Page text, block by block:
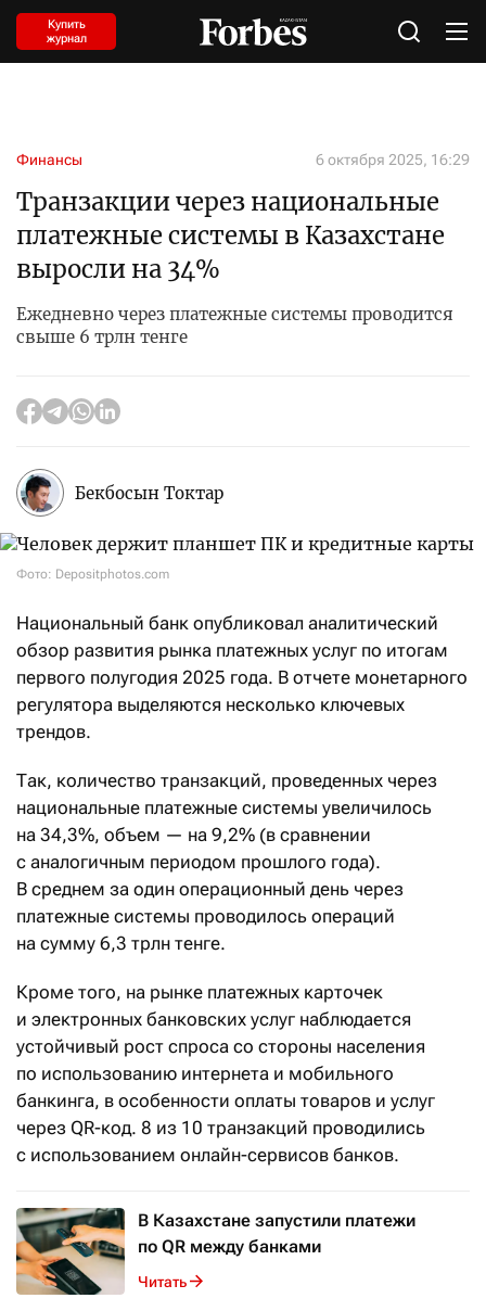
Купить
журнал
Финансы 6 октября 2025, 16:29
Транзакции через национальные
платежные системы в Казахстане
выросли на 34%
Ежедневно через платежные системы проводится
свыше 6 трлн тенге
Бекбосын Токтар
Фото: Depositphotos.com
Национальный банк опубликовал аналитический
обзор развития рынка платежных услуг по итогам
первого полугодия 2025 года. В отчете монетарного
регулятора выделяются несколько ключевых
трендов.
Так, количество транзакций, проведенных через
национальные платежные системы увеличилось
на 34,3%, объем — на 9,2% (в сравнении
с аналогичным периодом прошлого года).
В среднем за один операционный день через
платежные системы проводилось операций
на сумму 6,3 трлн тенге.
Кроме того, на рынке платежных карточек
и электронных банковских услуг наблюдается
устойчивый рост спроса со стороны населения
по использованию интернета и мобильного
банкинга, в особенности оплаты товаров и услуг
через QR-код. 8 из 10 транзакций проводились
с использованием онлайн-сервисов банков.
В Казахстане запустили платежи
по QR между банками
Читать